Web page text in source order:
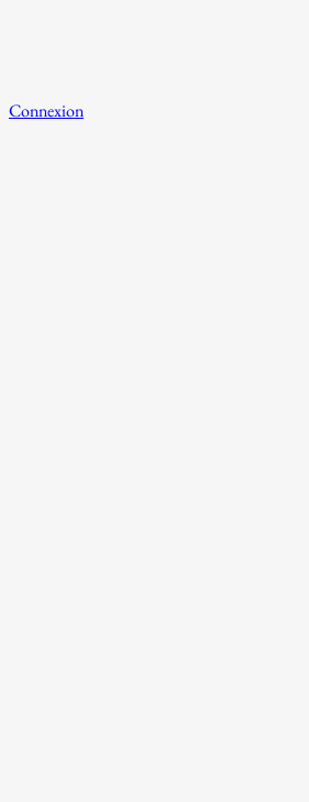
Connexion